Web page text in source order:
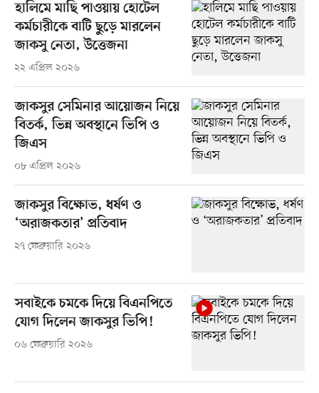
হালিমে মাছি পাওয়ায় হোটেল
কর্মচারীকে বাটি ছুড়ে মারলেন
জাকসু নেতা, উত্তেজনা
২২ এপ্রিল ২০২৬
জাকসুর সেমিনার আয়োজন নিয়ে
বিতর্ক, ভিন্ন অবস্থানে ভিপি ও
জিএস
০৮ এপ্রিল ২০২৬
জাকসুর বিক্ষোভ, ধর্ষণ ও
‘অরাজকতার’ প্রতিবাদ
২৭ ফেব্রুয়ারি ২০২৬
সবাইকে চমকে দিয়ে বিএনপিতে
যোগ দিলেন জাকসুর ভিপি!
০৬ ফেব্রুয়ারি ২০২৬